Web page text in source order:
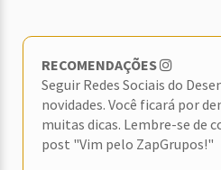
RECOMENDAÇÕES
Seguir Redes Sociais do
novidades. Você ficará por
muitas dicas. Lembre-se de
post "Vim pelo ZapGrupos!"